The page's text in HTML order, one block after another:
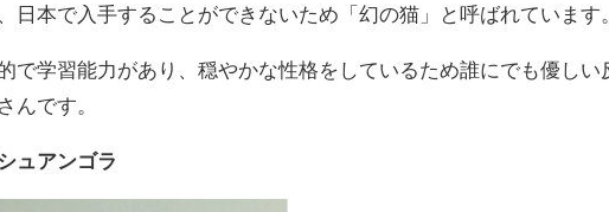
日本で入手することができないため「幻の猫」と呼ばれています
で学習能力があり、穏やかな性格をしているため誰にでも優しい
んです。
ュアンゴラ